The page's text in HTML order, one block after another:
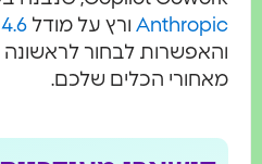
ורץ על מודל4.6
הכלים שלכם.